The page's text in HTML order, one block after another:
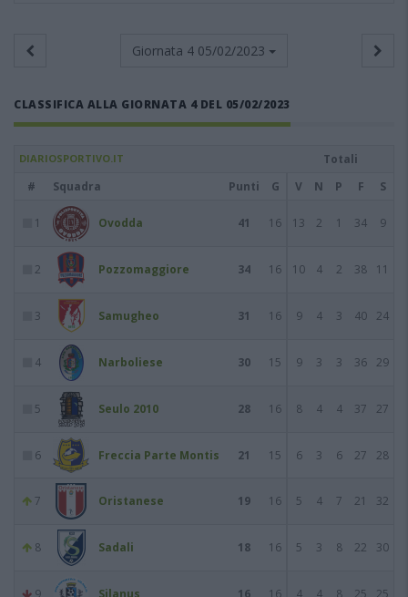
Giornata 4 05/02/2023
CLASSIFICA ALLA GIORNATA 4 DEL 05/02/2023
DIARIOSPORTIVO.IT
Totali
#
Squadra Punti G V N P F S
1 Ovodda 41 16 13 2 1 34 9
2 Pozzomaggiore 34 16 10 4 2 38 11
3 Samugheo 31 16 9 4 3 40 24
4 Narboliese 30 15 9 3 3 36 29
5 Seulo 2010 28 16 8 4 4 37 27
6 Freccia Parte Montis 21 15 6 3 6 27 28
7 Oristanese 19 16 5 4 7 21 32
8 Sadali 18 16 5 3 8 22 30
9 Silanus 16 16 4 4 8 25 25